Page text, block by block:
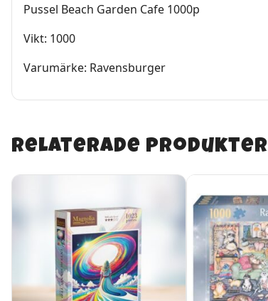
Pussel Beach Garden Cafe 1000p
Vikt: 1000
Varumärke: Ravensburger
Relaterade produkter